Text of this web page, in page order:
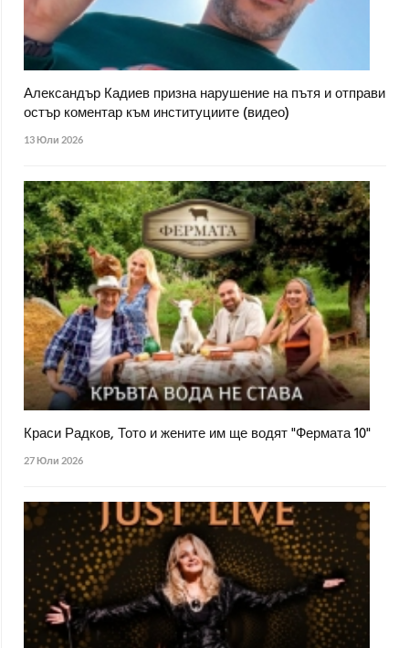
Александър Кадиев призна нарушение на пътя и отправи
остър коментар към институциите (видео)
13 Юли 2026
Краси Радков, Тото и жените им ще водят "Фермата 10"
27 Юли 2026